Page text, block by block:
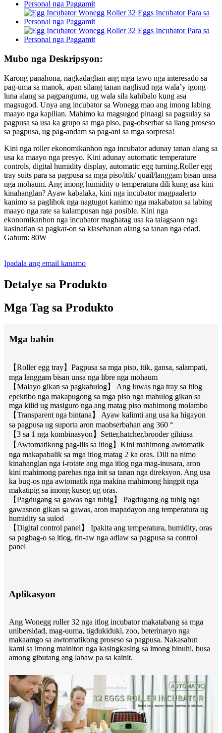
Mubo nga Deskripsyon:
Karong panahona, nagkadaghan ang mga tawo nga interesado sa
pag-uma sa manok, apan silang tanan naglisud nga wala’y igong
luna alang sa pagpanguma, ug wala sila kahibalo kung asa
magsugod. Unya ang incubator sa Wonegg mao ang imong labing
maayo nga kapilian. Mahimo ka magsugod pinaagi sa pagsulay sa
pagpusa sa usa ka grupo sa mga piso, pag-obserbar sa ilang proseso
sa pagpusa, ug pag-andam sa pag-ani sa mga sorpresa!
Kini nga roller ekonomikanhon nga incubator adunay tanan alang sa
usa ka maayo nga presyo. Kini adunay automatic temperature
controls, digital humidity display, automatic egg turning.Roller egg
tray suits para sa pagpusa sa mga piso/itik/ quail/langgam bisan unsa
nga mohaum. Ang imong humidity o temperatura dili kung asa kini
kinahanglan? Ayaw kabalaka, kini nga incubator magpaalerto
kanimo sa paglihok nga nagtugot kanimo nga makabaton sa labing
maayo nga rate sa kalampusan nga posible. Kini nga
ekonomikanhon nga incubator maghatag usa ka talagsaon nga
kasinatian sa pagkat-on sa klasehanan alang sa tanan nga edad.
Gahum: 80W
Ipadala ang email kanamo
Detalye sa Produkto
Mga Tag sa Produkto
Mga bahin
【Roller egg tray】Pagpusa sa mga piso, itik, gansa, salampati,
mga langgam bisan unsa nga libre nga mohaum
【Malayo gikan sa pagkahulog】 Ang luwas nga tray sa itlog
epektibo nga makapugong sa mga piso nga mahulog gikan sa
mga kilid ug masiguro nga ang matag piso mahimong molambo
【Transparent nga bintana】 Ayaw kalimti ang usa ka higayon
sa pagpusa ug suporta aron maobserbahan ang 360 °
【3 sa 1 nga kombinasyon】Setter,hatcher,brooder gihiusa
【Awtomatikong pag-ilis sa itlog】Kini mahimong awtomatik
nga makapabalik sa mga itlog matag 2 ka oras. Dili na nimo
kinahanglan nga i-rotate ang mga itlog nga mag-inusara, aron
kini mahimong parehas nga init sa tanan nga direksyon. Ang usa
ka bug-os nga awtomatik nga makina mahimong hingpit nga
makatipig sa imong kusog ug oras.
【Pagdugang sa gawas nga tubig】 Pagdugang og tubig nga
gawasnon gikan sa gawas, aron mapadayon ang temperatura ug
humidity sa sulod
【Digital control panel】 Ipakita ang temperatura, humidity, oras
sa pagbag-o sa itlog, tin-aw nga adlaw sa pagpusa sa control
panel
Aplikasyon
Ang Wonegg roller 32 nga itlog incubator makatabang sa mga
unibersidad, mag-uuma, tigdukiduki, zoo, beterinaryo nga
makaamgo sa awtomatikong proseso sa pagpusa. Nakasabut
kami sa imong mainiton nga kasingkasing sa imong binuhi, busa
among gibutang ang labaw pa sa kainit.